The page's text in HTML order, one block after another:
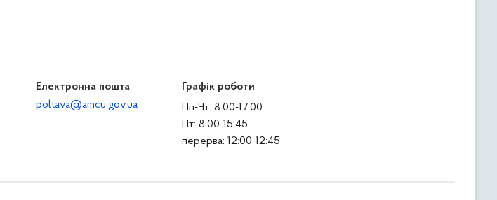
Електронна пошта
poltava@amcu.gov.ua
Графік роботи
Пн-Чт: 8:00-17:00
Пт: 8:00-15:45
перерва: 12:00-12:45